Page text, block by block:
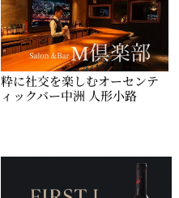
粋に社交を楽しむオーセンテ
ィックバー中洲 人形小路